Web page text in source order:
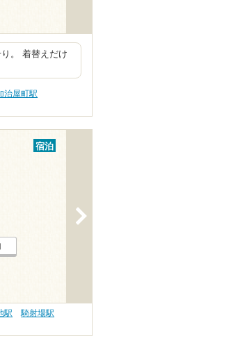
。 着替えだけ
治屋町駅
宿泊
駅
騎射場駅